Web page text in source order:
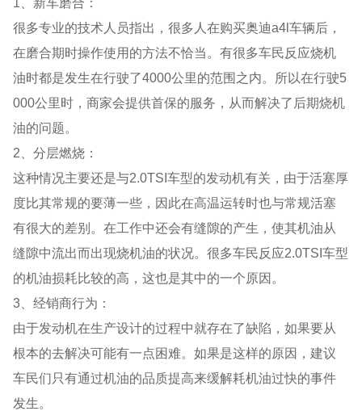
很多专业的技术人员指出，很多人在购买奥迪a4l车辆后，
在磨合期时操作使用的方法不恰当。有很多车民反应烧机
油时都是发生在行驶了4000公里的范围之内。所以在行驶5
000公里时，商家会提供首保的服务，从而解决了后期烧机
油的问题。
2、分层燃烧：
这种情况主要还是与2.0TSI车型的发动机有关，由于活塞厚
度比其常规的要薄一些，因此在高温运转时也与常规活塞
有很大的差别。在工作中还会有缝隙的产生，使其机油从
缝隙中流出而出现烧机油的状况。很多车民反应2.0TSI车型
的机油损耗比较的高，这也是其中的一个原因。
3、经销商行为：
由于发动机在生产设计的过程中就存在了缺陷，如果要从
根本的去解决可能有一点困难。如果是这样的原因，建议
车民们只有通过机油的品质提高来缓解耗机油过快的事件
发生。